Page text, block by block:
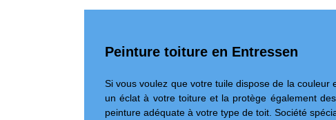
Peinture toiture en Entressen
Si vous voulez que votre tuile dispose de la
un éclat à votre toiture et la protège également
peinture adéquate à votre type de toit. Société